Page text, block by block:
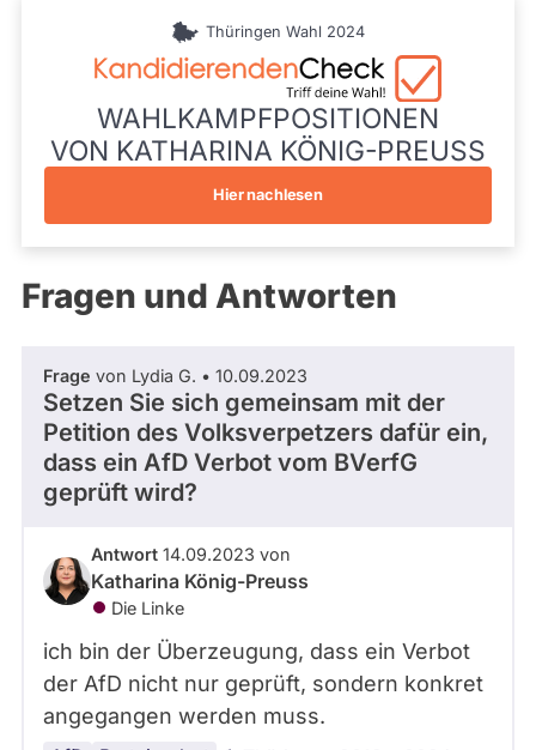
n
g
e
L
a
n
F
o
g
r
a
f
:
a
u
-
P
l
2956
Wahlliste
Landesliste
Die Linke
Listenposition
5
aktueller
Kandidaturen
und
gestellt
wurden.
Solche
aus
vergangenen
Mandaten
nicht
berücksichtigt.
Thüringen Wahl 2024
WAHLKAMPFPOSITIONEN
VON KATHARINA KÖNIG-PREUSS
Hier nachlesen
Fragen und Antworten
Frage von Lydia G. • 10.09.2023
Setzen Sie sich gemeinsam mit der
Petition des Volksverpetzers dafür ein,
dass ein AfD Verbot vom BVerfG
geprüft wird?
Antwort 14.09.2023 von
Katharina König-Preuss
Die Linke
ich bin der Überzeugung, dass ein Verbot
der AfD nicht nur geprüft, sondern konkret
angegangen werden muss.